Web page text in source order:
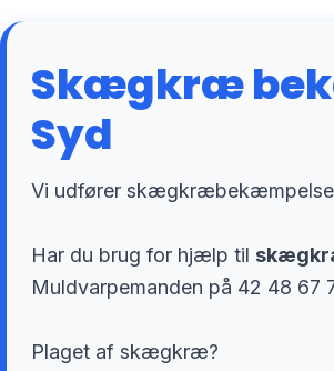
Skægkræ
Syd
Vi udfører
Har du brug for hjælp til
Muldvarpemanden på 42 48 67
Plaget af skægkræ?